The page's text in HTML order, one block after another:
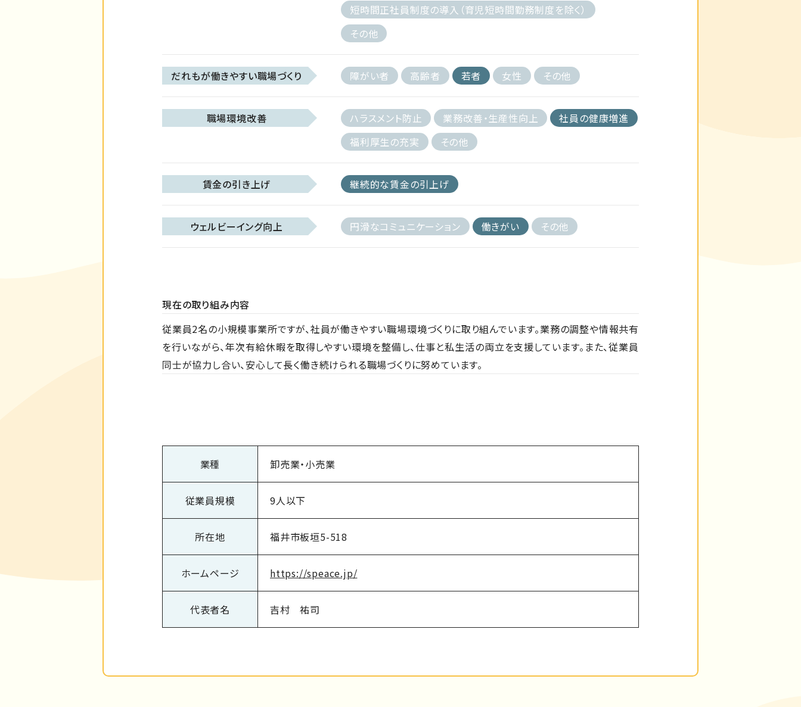
短時間正社員制度の導入（育児短時間勤務制度を除く）
その他
だれもが働きやすい職場づくり 障がい者 高齢者 若者 女性 その他
職場環境改善 ハラスメント防止 業務改善・生産性向上
社員の健康増進
福利厚生の充実
その他
賃金の引き上げ 継続的な賃金の引上げ
ウェルビーイング向上 円滑なコミュニケーション 働きがい その他
現在の取り組み内容
従業員2名の小規模事業所ですが、社員が働きやすい職場環境づくりに取り組んでいます。業務の調整や情報共有
を行いながら、年次有給休暇を取得しやすい環境を整備し、仕事と私生活の両立を支援しています。また、従業員
同士が協力し合い、安心して長く働き続けられる職場づくりに努めています。
業種 卸売業・小売業
従業員規模 9人以下
所在地 福井市板垣5-518
ホームページ https://speace.jp/
代表者名 吉村 祐司